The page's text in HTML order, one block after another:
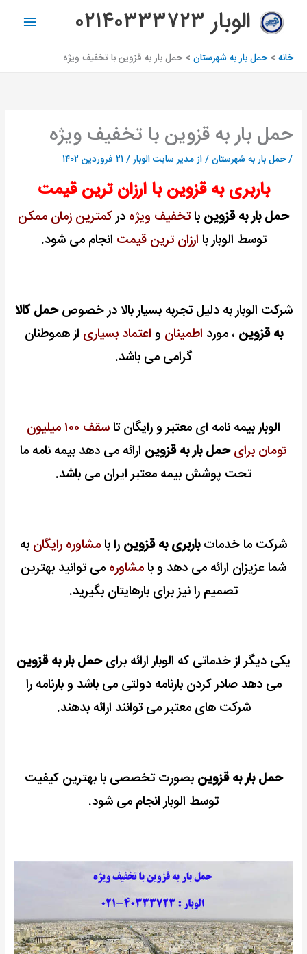
محتوا
الوبار ۰۲۱۴۰۳۳۳۷۲۳
اصلی
خانه حمل بار به شهرستان حمل بار به قزوین با تخفیف ویژه
حمل بار به قزوین با تخفیف ویژه
/حمل بار به شهرستان/ ازمدیر سایت الوبار/۲۱ فروردین ۱۴۰۲
باربری به قزوین با ارزان ترین قیمت
حمل بار به قزوین باتخفیف ویژه درکمترین زمان ممکن
توسط الوبار با ارزان ترین قیمت انجام می شود.
شرکت الوبار به دلیل تجربه بسیار بالا در خصوصحمل کالا
به قزوین ، مورد اطمینان و اعتماد بسیاری از هموطنان
گرامی می باشد.
الوبار بیمه نامه ای معتبر و رایگان تا
سقف ۱۰۰ میلیون
تومان برایحمل بار به قزوین ارائه می دهد بیمه نامه ما
تحت پوشش بیمه معتبر ایران می باشد.
شرکت ما خدماتباربری به قزوین را بامشاوره رایگان به
شما عزیزان ارائه می دهد و بامشاوره می توانید بهترین
تصمیم را نیز برای بارهایتان بگیرید.
یکی دیگر از خدماتی که الوبار ارائه برایحمل بار به قزوین
می دهد صادر کردن بارنامه دولتی می باشد و بارنامه را
شرکت های معتبر می توانند ارائه بدهند.
حمل بار به قزوین بصورت تخصصی با بهترین کیفیت
توسط الوبار انجام می شود.